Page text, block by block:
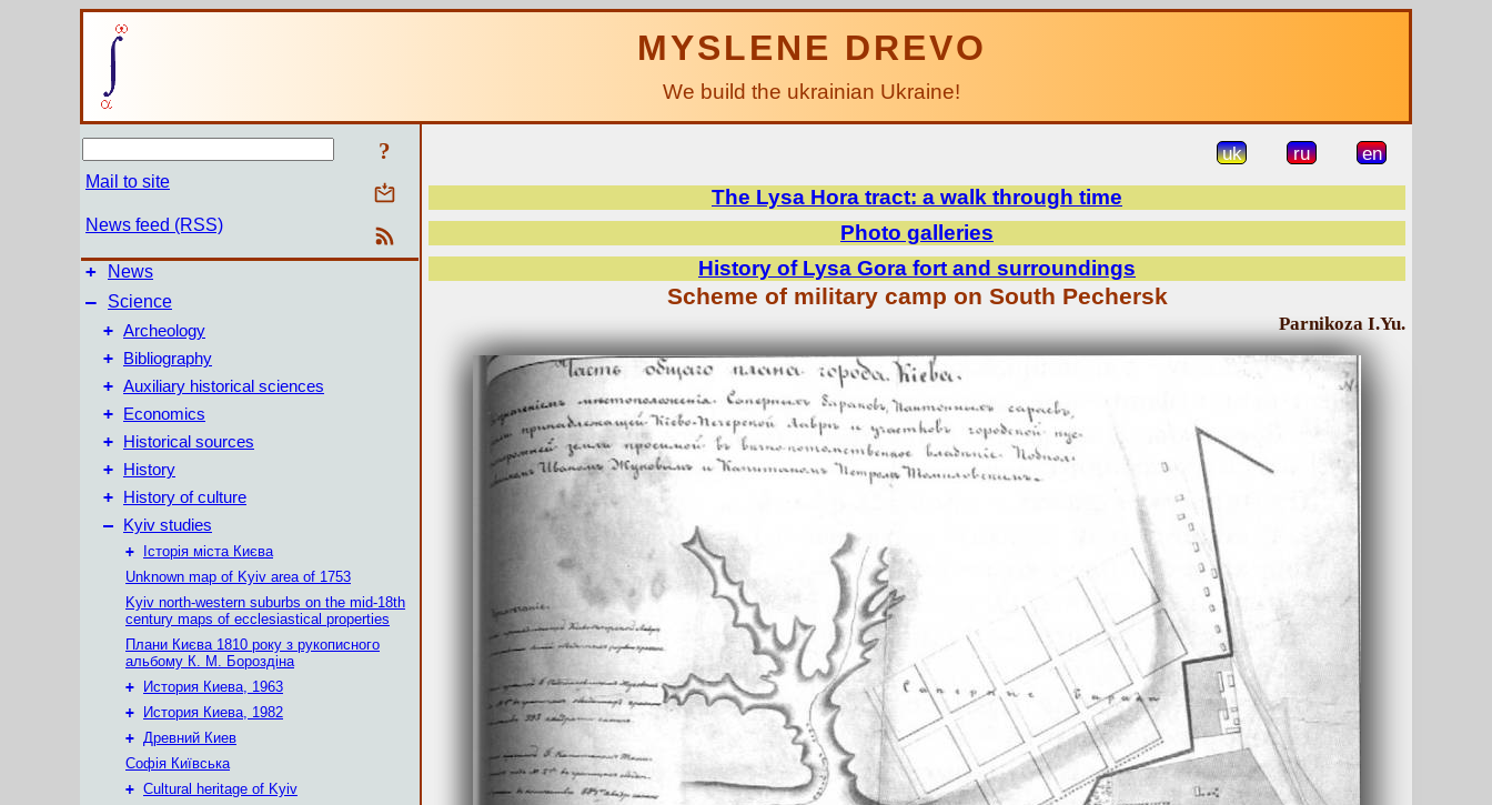
MYSLENE DREVO
We build the ukrainian Ukraine!
?
Mail to site
News feed (RSS)
+ News
–
Science
+ Archeology
+ Bibliography
+ Auxiliary historical sciences
+ Economics
+ Historical sources
+ History
+ History of culture
– Kyiv studies
+
Історія міста Києва
Unknown map of Kyiv area of 1753
Kyiv north-western suburbs on the mid-18th
century maps of ecclesiastical properties
Плани Києва 1810 року з рукописного
альбому К. М. Бороздіна
+
История Киева, 1963
+
История Киева, 1982
+ Древний Киев
Софія Київська
+ Cultural heritage of Kyiv
uk ru en
The Lysa Hora tract: a walk through time
Photo galleries
History of Lysa Gora fort and surroundings
Scheme of military camp on South Pechersk
Parnikoza I.Yu.